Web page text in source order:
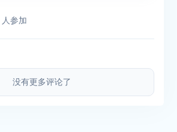
人参加
没有更多评论了